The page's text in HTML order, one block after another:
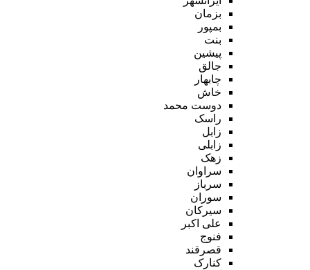
بزمان
بمپور
بنت
پیشین
جالق
چابهار
خاش
دوست محمد
راسک
زابل
زابلی
زهک
سراوان
سرباز
سوران
سیرکان
علی اکبر
فنوج
قصرقند
کنارک